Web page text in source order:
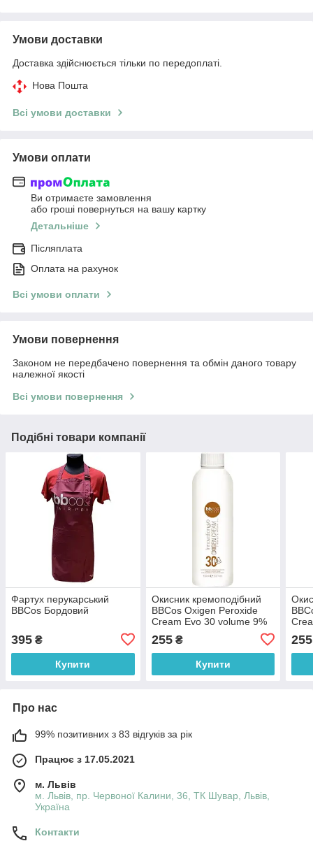
Умови доставки
Доставка здійснюється тільки по передоплаті.
Нова Пошта
Всі умови доставки
Умови оплати
Ви отримаєте замовлення
або гроші повернуться на вашу картку
Детальніше
Післяплата
Оплата на рахунок
Всі умови оплати
Умови повернення
Законом не передбачено повернення та обмін даного товару
належної якості
Всі умови повернення
Подібні товари компанії
Фартух перукарський
BBCos Бордовий
395 ₴
Купити
Окисник кремоподібний
BBCos Oxigen Peroxide
Cream Evo 30 volume 9%
255₴
Купити
255
Про нас
99% позитивних з 83 відгуків за рік
Працює з 17.05.2021
м. Львів
м. Львів, пр. Червоної Калини, 36, ТК Шувар, Львів,
Україна
Контакти